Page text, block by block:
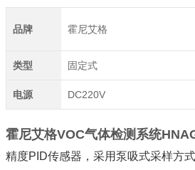
品牌 霍尼艾格
类型 固定式
电源 DC220V
霍尼艾格VOC气体检测系统
精度PID传感器，采用泵吸式采样方